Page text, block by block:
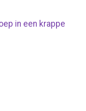
in een krappe